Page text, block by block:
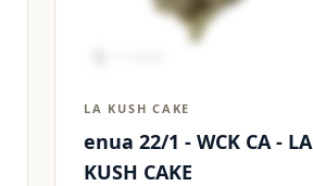
LA KUSH CAKE
enua 22/1 - WCK CA - LA
KUSH CAKE